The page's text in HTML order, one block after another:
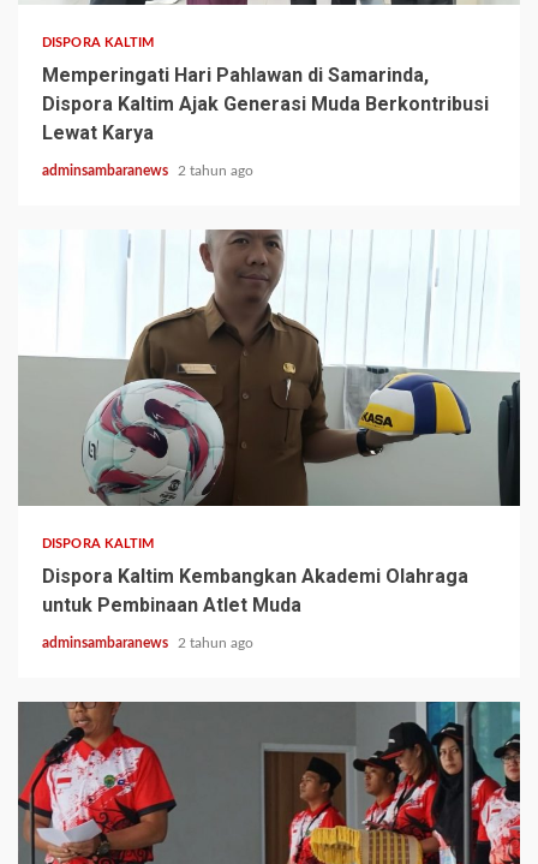
DISPORA KALTIM
Memperingati Hari Pahlawan di Samarinda,
Dispora Kaltim Ajak Generasi Muda Berkontribusi
Lewat Karya
adminsambaranews 2 tahun ago
1 min read
DISPORA KALTIM
Dispora Kaltim Kembangkan Akademi Olahraga
untuk Pembinaan Atlet Muda
adminsambaranews 2 tahun ago